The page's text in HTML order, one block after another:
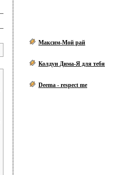
Максим-Мой рай
Колдун Дима-Я для тебя
Deema - respect me